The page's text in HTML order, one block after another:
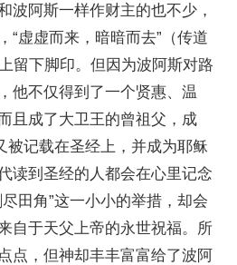
波阿斯一样作财主的也不少，
“虚虚而来，暗暗而去”（传道
留下脚印。但因为波阿斯对路
他不仅得到了一个贤惠、温
且成了大卫王的曾祖父，成
被记载在圣经上，并成为耶稣
读到圣经的人都会在心里记念
田角”这一小小的举措，却会
自于天父上帝的永世祝福。所
点，但神却丰丰富富给了波阿